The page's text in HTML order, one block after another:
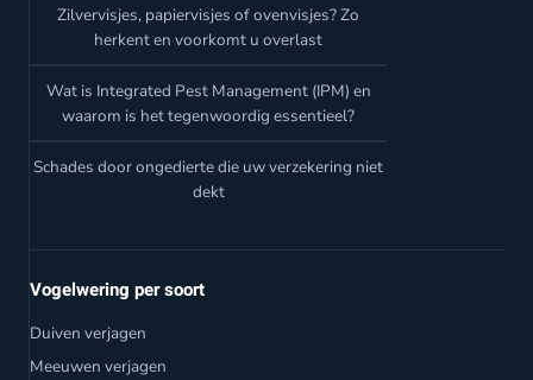
Zilvervisjes, papiervisjes of ovenvisjes? Zo
herkent en voorkomt u overlast
Wat is Integrated Pest Management (IPM) en
waarom is het tegenwoordig essentieel?
Schades door ongedierte die uw verzekering niet
dekt
Vogelwering per soort
Duiven verjagen
Meeuwen verjagen